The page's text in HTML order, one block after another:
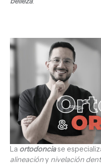
La ortodonciase
alineacióny nivelación